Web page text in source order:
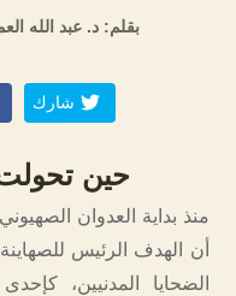
بقلم: د. عبد الله
شارك
حين
منذ بداية العدوان
أن الهدف الرئيس
الضحايا المدنيين،